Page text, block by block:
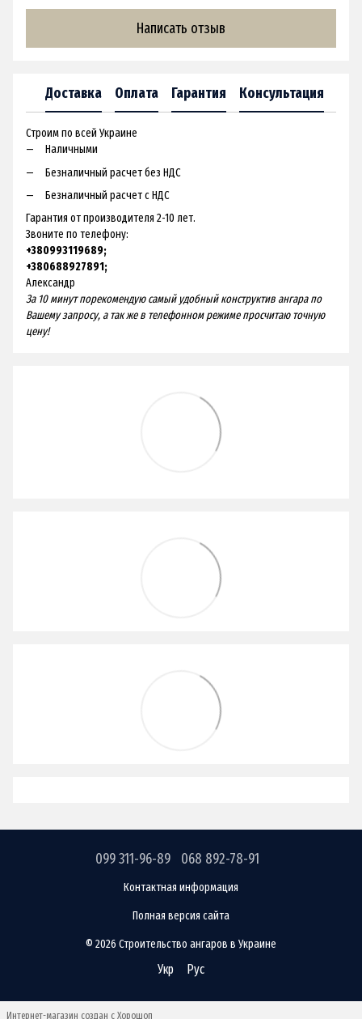
Написать отзыв
Доставка Оплата Гарантия Консультация
Строим по всей Украине
Наличными
Безналичный расчет без НДС
Безналичный расчет с НДС
Гарантия от производителя 2-10 лет.
Звоните по телефону:
+380993119689;
+380688927891;
Александр
За 10 минут порекомендую самый удобный конструктив ангара по
Вашему запросу, а так же в телефонном режиме просчитаю точную
цену!
099 311-96-89 068 892-78-91
Контактная информация
Полная версия сайта
© 2026 Строительство ангаров в Украине
Укр Рус
Интернет-магазин создан с Хорошоп